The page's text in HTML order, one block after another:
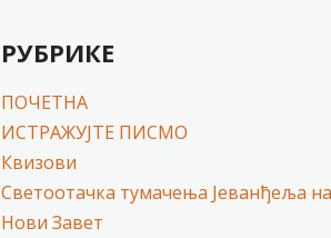
РУБРИКЕ
ПОЧЕТНА
ИСТРАЖУЈТЕ ПИСМО
Квизови
Светоотачка тумачења Јеванђеља
Нови Завет